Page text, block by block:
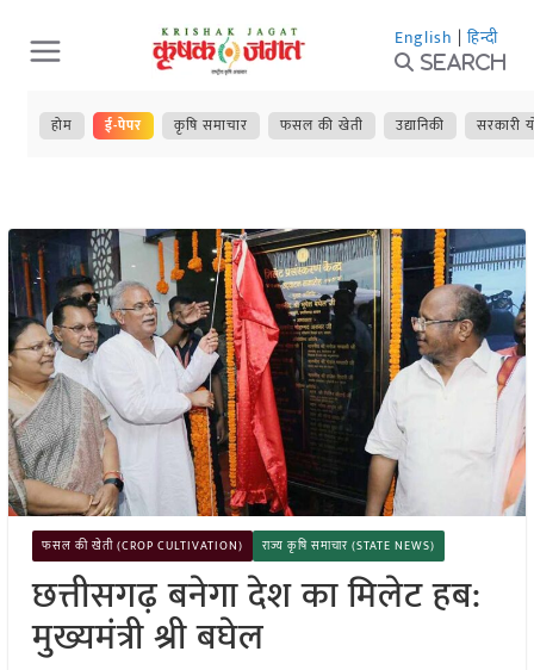
Skip
to
content
English | हिन्दी
Search
होम ई-पेपर कृषि समाचार फसल की खेती उद्यानिकी सरकारी
फसल की खेती (CROP CULTIVATION) राज्य कृषि समाचार (STATE NEWS)
छत्तीसगढ़ बनेगा देश का मिलेट हब:
मुख्यमंत्री श्री बघेल